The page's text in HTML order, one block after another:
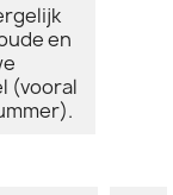
en
(vooral